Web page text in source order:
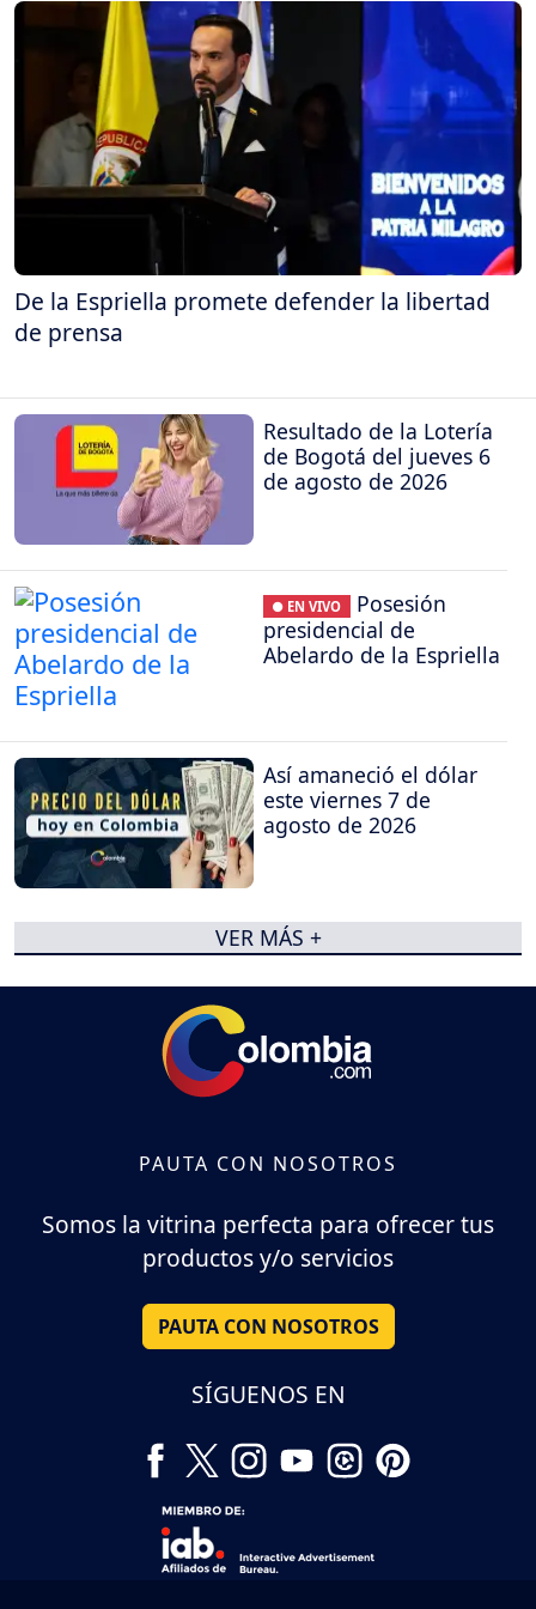
De la Espriella promete defender la libertad
de prensa
Resultado de la Lotería
de Bogotá del jueves 6
de agosto de 2026
● EN VIVO
Posesión
presidencial de
Abelardo de la Espriella
Así amaneció el dólar
este viernes 7 de
agosto de 2026
VER MÁS +
PAUTA CON NOSOTROS
Somos la vitrina perfecta para ofrecer tus
productos y/o servicios
PAUTA CON NOSOTROS
SÍGUENOS EN